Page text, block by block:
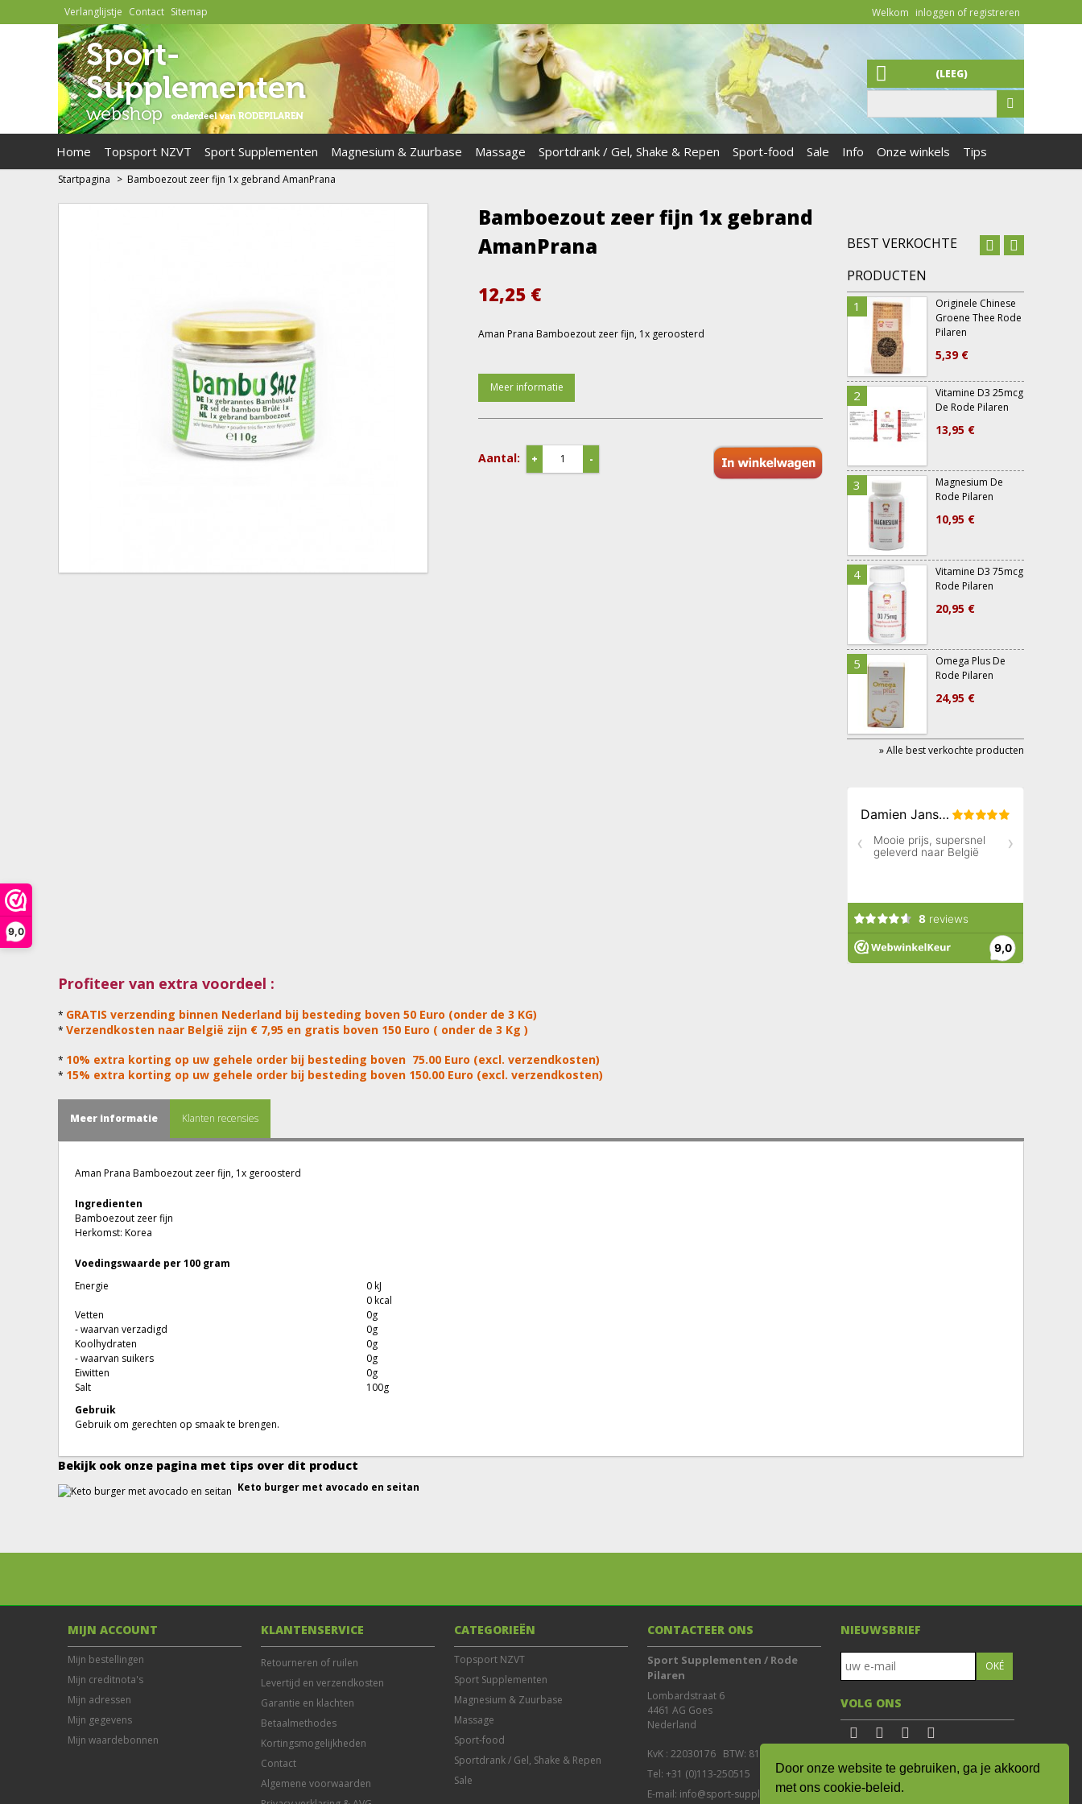
9,0
Door onze website te gebruiken, ga je akkoord
met ons cookie-beleid.
Verlanglijstje Contact Sitemap Welkom inloggen of registreren
(LEEG)
Home Topsport NZVT Sport Supplementen Magnesium & Zuurbase Massage Sportdrank / Gel, Shake & Repen Sport-food Sale Info Onze winkels Tips
Startpagina > Bamboezout zeer fijn 1x gebrand AmanPrana
BEST VERKOCHTE
PRODUCTEN
1
Originele Chinese
Groene Thee Rode
Pilaren
5,39 €
2
Vitamine D3 25mcg
De Rode Pilaren
13,95 €
3
Magnesium De
Rode Pilaren
10,95 €
4
Vitamine D3 75mcg
Rode Pilaren
20,95 €
5
Omega Plus De
Rode Pilaren
24,95 €
» Alle best verkochte producten
Bamboezout zeer fijn 1x gebrand
AmanPrana
12,25 €
Aman Prana Bamboezout zeer fijn, 1x geroosterd
Meer informatie
Aantal: + -
Profiteer van extra voordeel :
* GRATIS verzending binnen Nederland bij besteding boven 50 Euro (onder de 3 KG)
* Verzendkosten naar België zijn € 7,95 en gratis boven 150 Euro ( onder de 3 Kg )
* 10% extra korting op uw gehele order bij besteding boven 75.00 Euro (excl. verzendkosten)
* 15% extra korting op uw gehele order bij besteding boven 150.00 Euro (excl. verzendkosten)
Meer informatie Klanten recensies
Aman Prana Bamboezout zeer fijn, 1x geroosterd
Ingredienten
Bamboezout zeer fijn
Herkomst: Korea
Voedingswaarde per 100 gram
Energie
0 kJ
0 kcal
Vetten
0g
- waarvan verzadigd
0g
Koolhydraten
0g
- waarvan suikers
0g
Eiwitten
0g
Salt
100g
Gebruik
Gebruik om gerechten op smaak te brengen.
Bekijk ook onze pagina met tips over dit product
Keto burger met avocado en seitan
MIJN ACCOUNT
Mijn bestellingen
Mijn creditnota's
Mijn adressen
Mijn gegevens
Mijn waardebonnen
KLANTENSERVICE
Retourneren of ruilen
Levertijd en verzendkosten
Garantie en klachten
Betaalmethodes
Kortingsmogelijkheden
Contact
Algemene voorwaarden
NIEUWSBRIEF
VOLG ONS
CATEGORIEËN
Topsport NZVT
Sport Supplementen
Magnesium & Zuurbase
Massage
Sport-food
Sportdrank / Gel, Shake & Repen
Sale
CONTACTEER ONS
Sport Supplementen / Rode
Pilaren
Lombardstraat 6
4461 AG Goes
Nederland
Tel: +31 (0)113-250515
E-mail: info@sport-supplementen.nl
De waardering van www.sport-
supplementen.nl/ bij